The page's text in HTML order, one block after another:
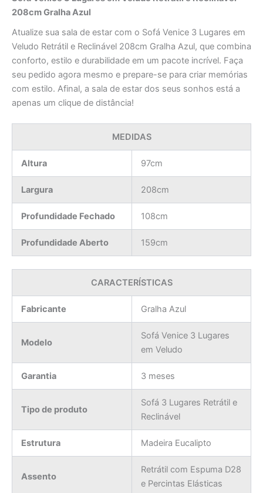
208cm Gralha Azul
Atualize sua sala de estar com o Sofá Venice 3 Lugares em
Veludo Retrátil e Reclinável 208cm Gralha Azul, que combina
conforto, estilo e durabilidade em um pacote incrível. Faça
seu pedido agora mesmo e prepare-se para criar memórias
com estilo. Afinal, a sala de estar dos seus sonhos está a
apenas um clique de distância!
MEDIDAS
Altura 97cm
Largura 208cm
Profundidade Fechado 108cm
Profundidade Aberto 159cm
CARACTERÍSTICAS
Fabricante Gralha Azul
Modelo
Sofá Venice 3 Lugares
em Veludo
Garantia 3 meses
Tipo de produto
Sofá 3 Lugares Retrátil e
Reclinável
Estrutura Madeira Eucalipto
Assento
Retrátil com Espuma D28
e Percintas Elásticas